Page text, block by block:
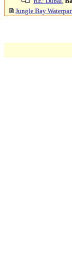
Jungle Bay